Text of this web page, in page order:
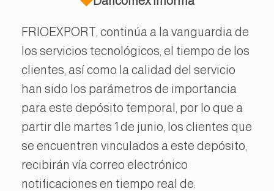
FRIOEXPORT, continúa a la vanguardia de
los servicios tecnológicos, el tiempo de los
clientes, así como la calidad del servicio
han sido los parámetros de importancia
para este depósito temporal, por lo que a
partir dle martes 1 de junio, los clientes que
se encuentren vinculados a este depósito,
recibirán vía correo electrónico
notificaciones en tiempo real de: